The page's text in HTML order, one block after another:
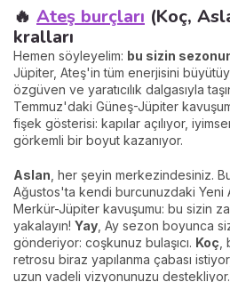
🔥 Ateş burçları (Koç,
kralları
Hemen söyleyelim: bu sizin
Jüpiter, Ateş'in tüm enerjisini
özgüven ve yaratıcılık dalgasıyla
Temmuz'daki Güneş-Jüpiter
fişek gösterisi: kapılar açılıyor,
görkemli bir boyut kazanıyor.
Aslan , her şeyin merkezindesiniz.
Ağustos'ta kendi burcunuzdaki Yeni
Merkür-Jüpiter kavuşumu: bu sizin
yakalayın! Yay , Ay sezon boyunca
gönderiyor: coşkunuz bulaşıcı. Koç
retrosu biraz yapılanma çabası
uzun vadeli vizyonunuzu